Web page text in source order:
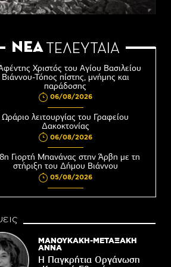
ΝΕΑ ΤΕΛΕΥΤΑΙΑ
Χριστός του Αγίου Βασιλείου
Βιάννου-Τόπος πίστης, μνήμης και
παράδοσης
06/08/2026
Ωράριο λειτουργίας του Γραφείου
Δακοκτονίας
06/08/2026
Γιορτή Μπανάνας στην Άρβη με τη
στήριξη του Δήμου Βιάννου
05/08/2026
μετεωρολογικός σταθμός στον
οι «Τέχνες του Νότου»
05/08/2026
ΜΑΝΟΥΚΑΚΗ-ΜΕΤΑΞΑΚΗ
ΑΝΝΑ
Η Παγκρήτια Οργάνωση